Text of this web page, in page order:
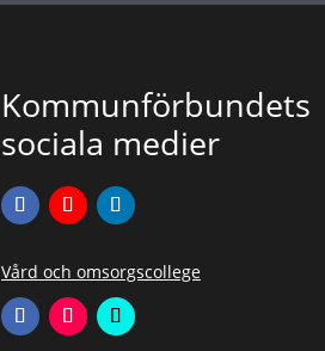
Kommunförbundets
sociala medier
Vård och omsorgscollege